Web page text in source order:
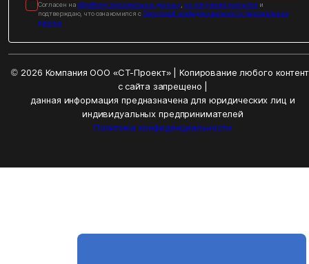
Cогласен на обработку персональных данных, на получение рассылоки
подтверждаю, что ознакомился с Политикой конфиденциальности персональных
данных
© 2026 Компания ООО «СТ-Проект» | Копирование любого
с сайта запрещено |
данная информация предназначена для юридических лиц и
индивидуальных предпринимателей
Политика конфиденциальности